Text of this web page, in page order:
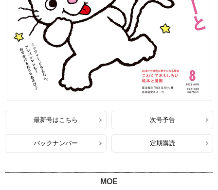
最新号はこちら 次号予告
バックナンバー 定期購読
MOE